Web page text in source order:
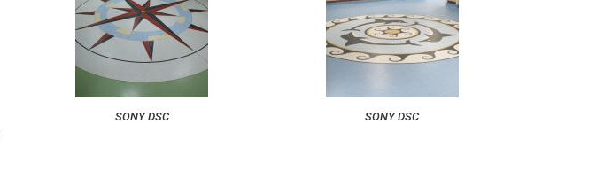
SONY DSC
SONY DSC